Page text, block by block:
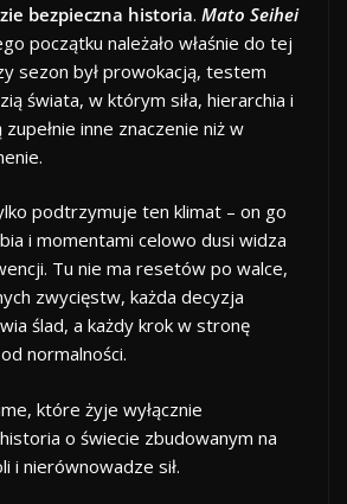
bezpieczna historia. Mato Seihei
początku należało właśnie do tej
sezon był prowokacją, testem
świata, w którym siła, hierarchia i
inne znaczenie niż w
podtrzymuje ten klimat – on go
i momentami celowo dusi widza
Tu nie ma resetów po walce,
zwycięstw, każda decyzja
ślad, a każdy krok w stronę
normalności.
które żyje wyłącznie
o świecie zbudowanym na
i nierównowadze sił.